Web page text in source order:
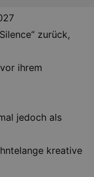
zurück,
ihrem
jedoch als
kreative